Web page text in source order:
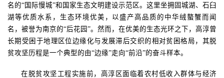
名的“国际慢城”和国家生态文明建设示范区。这里坐拥固城湖、石臼
湖等优质水系，生态环境优美，以盛产高品质的中华绒螯蟹而闻
名，被誉为南京的“后花园”。然而，在优美的生态光环之下，高淳曾
长期受困于地理区位边缘化与发展滞后交织的相对贫困格局，其脱
贫攻坚历程是一个典型的由“边缘”走向“前沿”的奋斗样本。
在脱贫攻坚工程实施前，高淳区面临着农村低收入群体与经济